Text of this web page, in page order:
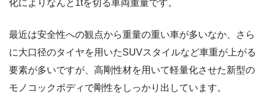
化によりなんと1tを切る車両重量です。
最近は安全性への観点から重量の重い車が多いなか、さら
に大口径のタイヤを用いたSUVスタイルなど車重が上がる
要素が多いですが、高剛性材を用いて軽量化させた新型の
モノコックボディで剛性をしっかり出しています。